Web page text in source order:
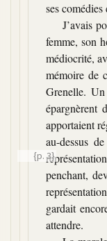
ses comédies
J’avais
femme, son
médiocrité,
mémoire de
Grenelle.
épargnèrent
apportaient
au-dessus
{p. 3}
penchant,
gardait
attendre.